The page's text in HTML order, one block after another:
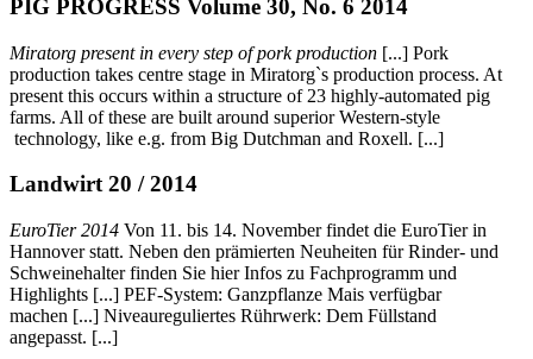
PIG PROGRESS Volume 30, No. 6 2014
Miratorg present in every step of pork production [...] Pork
production takes centre stage in Miratorg`s production process. At
present this occurs within a structure of 23 highly-automated pig
farms. All of these are built around superior Western-style
technology, like e.g. from Big Dutchman and Roxell. [...]
Landwirt 20 / 2014
EuroTier 2014 Von 11. bis 14. November findet die EuroTier in
Hannover statt. Neben den prämierten Neuheiten für Rinder- und
Schweinehalter finden Sie hier Infos zu Fachprogramm und
Highlights [...] PEF-System: Ganzpflanze Mais verfügbar
machen [...] Niveaureguliertes Rührwerk: Dem Füllstand
angepasst. [...]